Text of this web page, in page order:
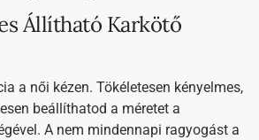
Állítható Karkötő
a női kézen. Tökéletesen kényelmes,
beállíthatod a méretet a
A nem mindennapi ragyogást a